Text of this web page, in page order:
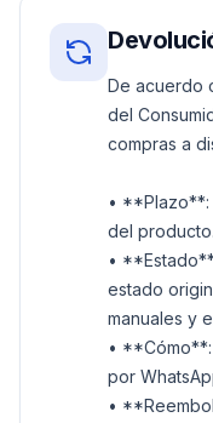
De acuerdo
del
compras a
• **Plazo**:
del producto.
•
estado
manuales y
•
por
•